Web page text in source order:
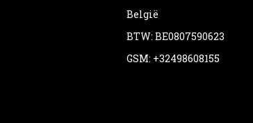
België
BTW: BE0807590623
GSM: +32498608155